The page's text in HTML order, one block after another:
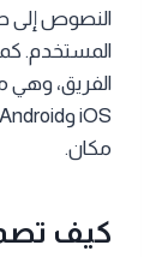
النصوص إلى
المستخدم.
الفريق، وهي
مكان.
كيف